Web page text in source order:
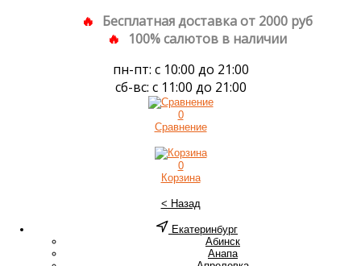
Бесплатная доставка от 2000 руб
100% салютов в наличии
пн-пт: с 10:00 до 21:00
сб-вс: с 11:00 до 21:00
0
Сравнение
0
Корзина
< Назад
Екатеринбург
Абинск
Анапа